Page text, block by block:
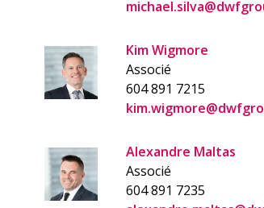
Kim Wigmore
Associé
604 891 7215
Alexandre Maltas
Associé
604 891 7235